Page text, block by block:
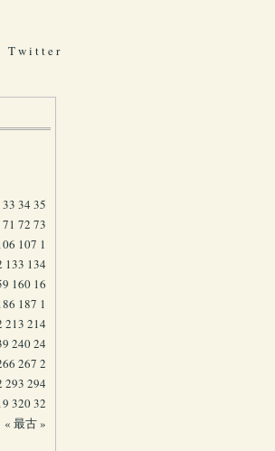
T w i t t e r
33 34 35
71 72 73
107 1
133 134
160 16
187 1
213 214
24024
267 2
293 294
32032
« 最古 »